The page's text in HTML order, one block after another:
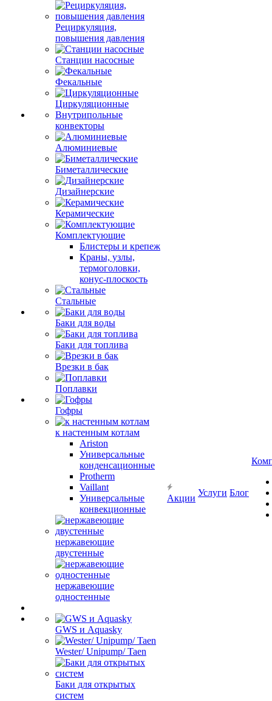
Рециркуляция,
повышения давления
Станции насосные
Фекальные
Циркуляционные
Внутрипольные
конвекторы
Алюминиевые
Биметаллические
Дизайнерские
Керамические
Комплектующие
Блистеры и крепеж
Краны, узлы,
термоголовки,
конус-плоскость
Стальные
Баки для воды
Баки для топлива
Врезки в бак
Поплавки
Гофры
к настенным котлам
Ariston
Универсальные
конденсационные
Protherm
Vaillant
Универсальные
конвекционные
нержавеющие
двустенные
нержавеющие
одностенные
GWS и Aquasky
Wester/ Unipump/ Taen
Баки для открытых
систем
Акции
Услуги Блог